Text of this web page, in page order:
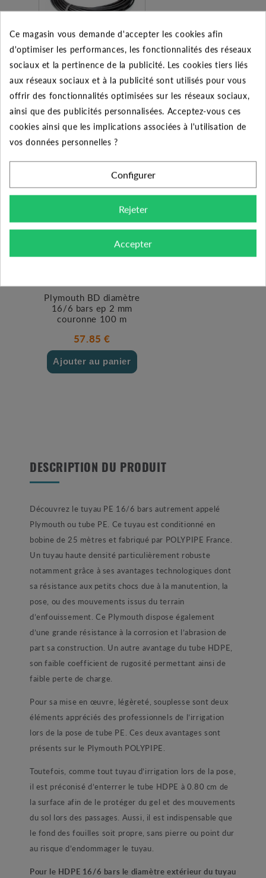
Plymouth BD diamètre
16/6 bars ep 2 mm
couronne 50 m
22.50 €
Ajouter au panier
Plymouth BD diamètre
16/6 bars ep 2 mm
couronne 100 m
57.85 €
Ajouter au panier
DESCRIPTION DU PRODUIT
Découvrez le tuyau PE 16/6 bars autrement appelé
Plymouth ou tube PE. Ce tuyau est conditionné en
bobine de 25 mètres et fabriqué par POLYPIPE France.
Un tuyau haute densité particulièrement robuste
notamment grâce à ses avantages technologiques dont
sa résistance aux petits chocs due à la manutention, la
pose, ou des mouvements issus du terrain
d’enfouissement. Ce Plymouth dispose également
d’une grande résistance à la corrosion et l’abrasion de
part sa construction. Un autre avantage du tube HDPE,
son faible coefficient de rugosité permettant ainsi de
faible perte de charge.
Pour sa mise en œuvre, légèreté, souplesse sont deux
éléments appréciés des professionnels de l’irrigation
lors de la pose de tube PE. Ces deux avantages sont
présents sur le Plymouth POLYPIPE.
Toutefois, comme tout tuyau d’irrigation lors de la pose,
il est préconisé d’enterrer le tube HDPE à 0.80 cm de
la surface afin de le protéger du gel et des mouvements
du sol lors des passages. Aussi, il est indispensable que
le fond des fouilles soit propre, sans pierre ou point dur
au risque d’endommager le tuyau.
Pour le HDPE 16/6 bars le diamètre extérieur du tuyau
Ce magasin vous demande d'accepter les cookies afin
d'optimiser les performances, les fonctionnalités des réseaux
sociaux et la pertinence de la publicité. Les cookies tiers liés
aux réseaux sociaux et à la publicité sont utilisés pour vous
offrir des fonctionnalités optimisées sur les réseaux sociaux,
ainsi que des publicités personnalisées. Acceptez-vous ces
cookies ainsi que les implications associées à l'utilisation de
vos données personnelles ?
Configurer
Rejeter
Accepter